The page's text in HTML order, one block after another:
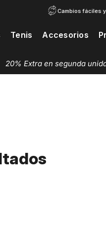
Cambios fáciles
Tenis Accesorios
20% Extra en segunda